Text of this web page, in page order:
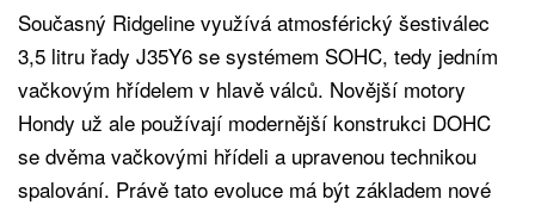
Současný Ridgeline využívá atmosférický šestiválec
3,5 litru řady J35Y6 se systémem SOHC, tedy jedním
vačkovým hřídelem v hlavě válců. Novější motory
Hondy už ale používají modernější konstrukci DOHC
se dvěma vačkovými hřídeli a upravenou technikou
spalování. Právě tato evoluce má být základem nové